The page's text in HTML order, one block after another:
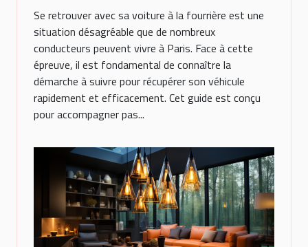
Se retrouver avec sa voiture à la fourrière est une
situation désagréable que de nombreux
conducteurs peuvent vivre à Paris. Face à cette
épreuve, il est fondamental de connaître la
démarche à suivre pour récupérer son véhicule
rapidement et efficacement. Cet guide est conçu
pour accompagner pas...